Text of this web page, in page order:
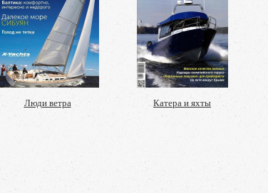
Люди ветра Катера и яхты